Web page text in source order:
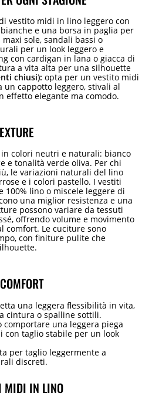
vestito midi in lino leggero con
e una borsa in paglia per
maxi sole, sandali bassi o
per un look leggero e
con cardigan in lana o giacca di
a vita alta per una silhouette
chiusi): opta per un vestito midi
cappotto leggero, stivali al
effetto elegante ma comodo.
colori neutri e naturali: bianco
e tonalità verde oliva. Per chi
le variazioni naturali del lino
e i colori pastello. I vestiti
100% lino o miscele leggere di
una miglior resistenza e una
possono variare da tessuti
offrendo volume e movimento
comfort. Le cuciture sono
con finiture pulite che
una leggera flessibilità in vita,
cintura o spalline sottili.
comportare una leggera piega
taglio stabile per un look
per taglio leggermente a
discreti.
MIDI IN LINO